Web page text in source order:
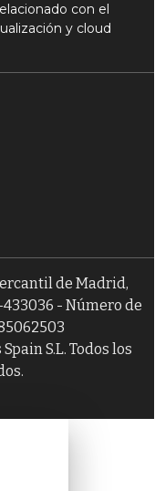
con el
y cloud
de Madrid,
433036 - Número de
S.L. Todos los